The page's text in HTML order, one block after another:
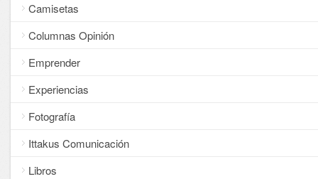
Camisetas
Columnas Opinión
Emprender
Experiencias
Fotografía
Ittakus Comunicación
Libros